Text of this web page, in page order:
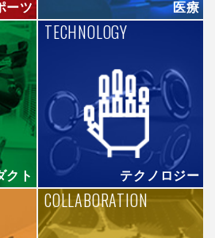
ーツ 医療
クト テクノロジー
TECHNOLOGY
COLLABORATION